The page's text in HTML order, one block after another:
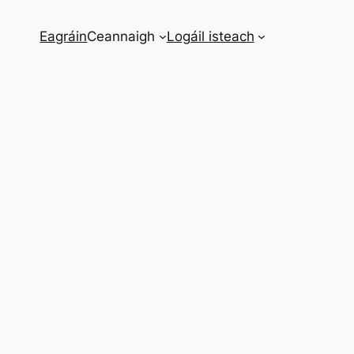
EagráinCeannaigh Logáil isteach